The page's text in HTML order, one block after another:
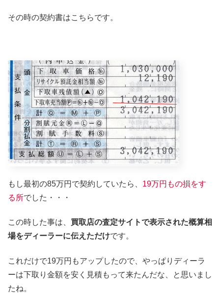
その時の契約書はこちらです。
もし最初の85万円で契約していたら、 19万円もの損をす
る所でした・・・
この時した事は、 買取店の査定サイトで表示された概算相
場をディーラーに伝えただけです。
これだけで19万円もアップしたので、やっぱりディーラ
ーは下取り金額を安く見積もって来たんだな、と思いまし
たね。